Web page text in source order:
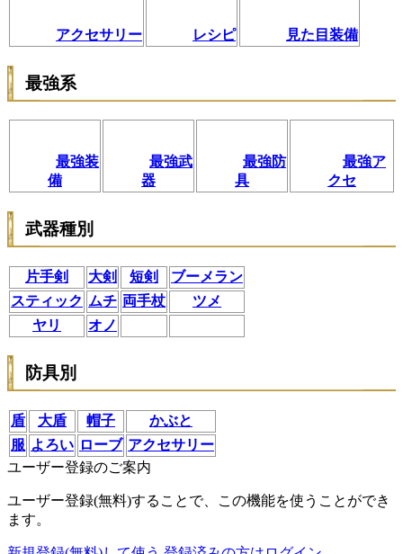
アクセサリー レシピ 見た目装備
最強系
最強装
備
最強武
器
最強防
具
最強ア
クセ
武器種別
片手剣 大剣 短剣
ブーメラン
スティック ムチ 両手杖
ツメ
ヤリ
オノ
防具別
盾 大盾 帽子
かぶと
服 よろい ローブ アクセサリー
ユーザー登録のご案内
ユーザー登録(無料)することで、この機能を使うことができ
ます。